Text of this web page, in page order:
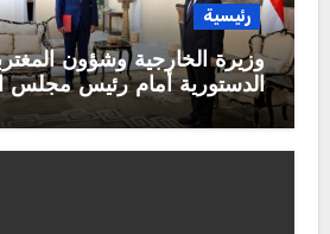
رئيسية
وزيرة الخارجية وشؤون
الدستورية أمام رئيس مجلس